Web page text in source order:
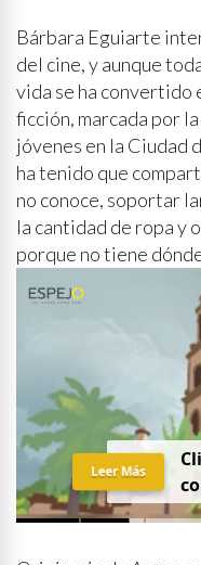
Bárbara Eguiarte
del cine, y aunque
vida se ha convertido
ficción, marcada por
jóvenes en la Ciudad
ha tenido que
no conoce, soportar
la cantidad de ropa y
porque no tiene
Leer Más